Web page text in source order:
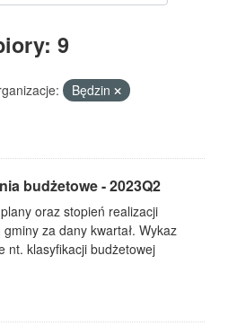
9
Będzin
budżetowe - 2023Q2
oraz stopień realizacji
za dany kwartał. Wykaz
nt. klasyfikacji budżetowej